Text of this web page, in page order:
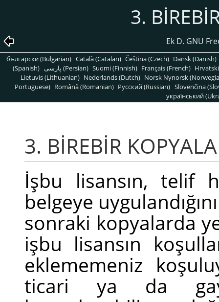
3.
Ek D. GNU
български (Bulgarian) Català (Catalan) Čeština (Czech) Dansk (Danish)
(Spanish)
پارسی (Persian) Suomi (Finnish) Français (French)
Lietuvis (Lithuanian) Nederlands (Dutch) Norsk Nynorsk
Portuguese) Română (Romanian) Pусский (Russian) Slovenčina
український
3. BİREBİR
İşbu lisansın, telif
belgeye
sonraki kopyalarda
işbu lisansın
eklememeniz
ticari ya da